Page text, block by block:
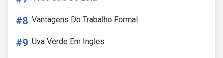
#8 Vantagens Do Trabalho Formal
#9 Uva Verde Em Ingles